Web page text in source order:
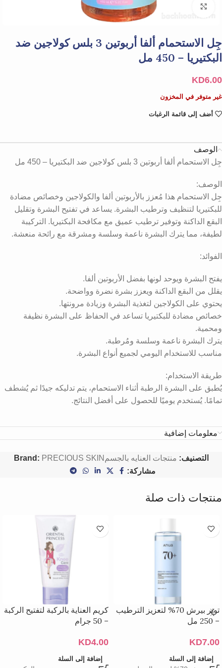
Click to enlarge
جِل الاستحمام ألفا أربوتين 3 بلس كولاجين ضد
البكتيريا – 450 مل
KD6.00
غير متوفر في المخزون
أضف إلى قائمة الرغبات
الوصف
جِل الاستحمام ألفا أربوتين 3 بلس كولاجين ضد البكتيريا – 450 مل
الوصف:
جِل الاستحمام هذا مُعزز بالأربوتين ألفا والكولاجين وخصائص مضادة
للبكتيريا لتنظيف وترطيب البشرة. يساعد في تفتيح البشرة وتقليل
البقع الداكنة وتوفير ترطيب عميق مع مكافحة البكتيريا. التركيبة
لطيفة، مما يترك البشرة ناعمة وسلسة ومشرقة مع رائحة منعشة.
الفوائد:
يفتح البشرة ويوحد لونها بفضل الأربوتين ألفا.
يقلل من البقع الداكنة ويعزز بشرة نضرة وواضحة.
يحتوي على الكولاجين لتغذية البشرة وزيادة مرونتها.
خصائص مضادة للبكتيريا تساعد في الحفاظ على البشرة نظيفة
ومحمية.
يترك البشرة ناعمة وسلسة ومُرطبة.
مناسب للاستخدام اليومي لجميع أنواع البشرة.
طريقة الاستخدام:
يُطبق على البشرة الرطبة أثناء الاستحمام، يتم تدليكه جيدًا ثم يُشطف
تمامًا. يُستخدم يوميًا للحصول على أفضل النتائج.
معلومات إضافية
التصنيف: منتجات العنايه بالجسم Brand: PRECIOUS SKIN
مشاركة:
منتجات ذات صلة
تونر بيرش 70% لتعزيز الترطيب
– 250 مل
KD7.00
إضافة إلى السلة
كريم العناية بالركبة لتفتيح الركبة
– 50 جرام
KD4.00
إضافة إلى السلة